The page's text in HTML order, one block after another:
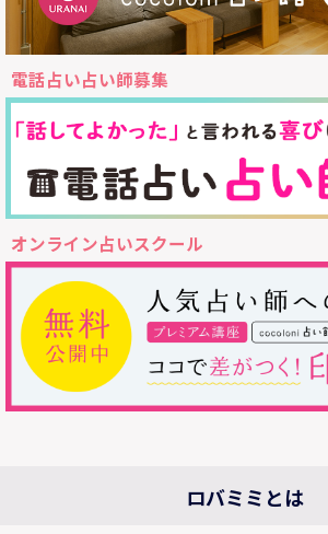
電話占い占い師募集
オンライン占いスクール
ロバミミとは